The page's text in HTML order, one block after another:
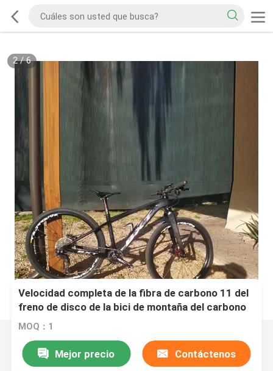
2/6
Velocidad completa de la fibra de carbono 11 del
freno de disco de la bici de montaña del carbono
del adolescente 26er
MOQ：1
Mejor precio Contáctenos